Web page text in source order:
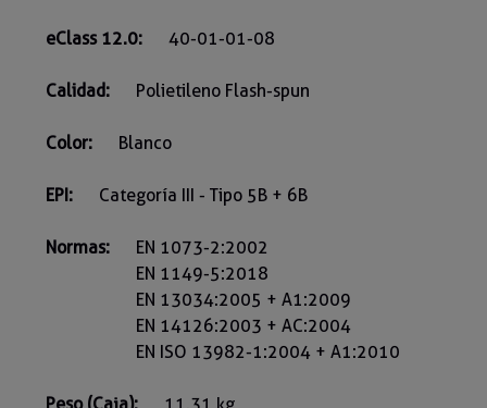
eClass 12.0: 40-01-01-08
Calidad: Polietileno Flash-spun
Color: Blanco
EPI: Categoría III - Tipo 5B + 6B
Normas:
EN 1073-2:2002
EN 1149-5:2018
EN 13034:2005 + A1:2009
EN 14126:2003 + AC:2004
EN ISO 13982-1:2004 + A1:2010